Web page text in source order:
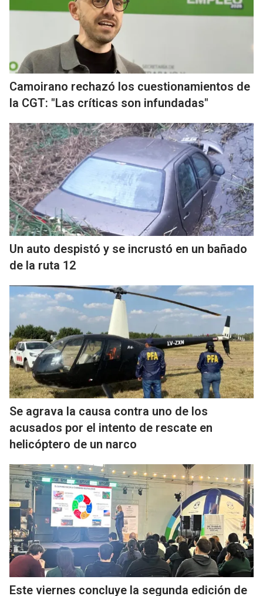
Camoirano rechazó los cuestionamientos de
la CGT: "Las críticas son infundadas"
Un auto despistó y se incrustó en un bañado
de la ruta 12
Se agrava la causa contra uno de los
acusados por el intento de rescate en
helicóptero de un narco
Este viernes concluye la segunda edición de